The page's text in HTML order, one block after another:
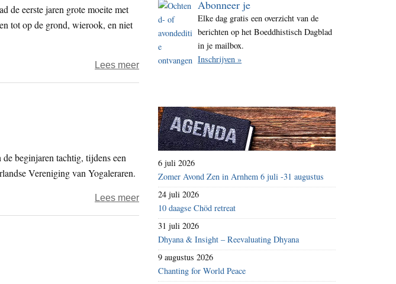
i
t
de eerste jaren grote moeite met
tot op de grond, wierook, en niet
Lees meerover
Opmaat
beginjaren tachtig, tijdens een
Vereniging van Yogaleraren.
Lees meerover
Breek
Abonneer je
Elke dag gratis een overzicht van de
berichten op het Boeddhistisch Dagblad
in je mailbox.
Inschrijven »
6 juli 2026
Zomer Avond Zen in Arnhem 6 juli -31 augustus
24 juli 2026
10 daagse Chöd retreat
31 juli 2026
Dhyana & Insight – Reevaluating Dhyana
9 augustus 2026
Chanting for World Peace